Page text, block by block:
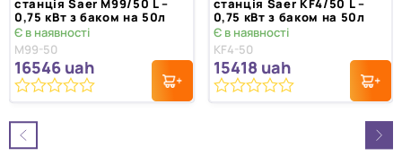
станція Saer M99/50 L –
0,75 кВт з баком на 50л
Є в наявності
M99-50
16546 uah
з
5
станція Saer KF4/50 L –
0,75 кВт з баком на 50л
Є в наявності
KF4-50
15418 uah